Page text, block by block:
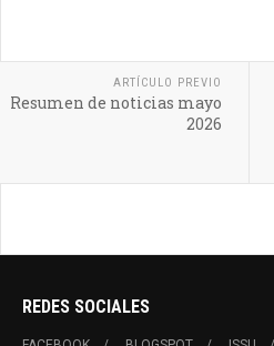
ARTÍCULO PREVIO
Resumen de noticias mayo
2026
REDES SOCIALES